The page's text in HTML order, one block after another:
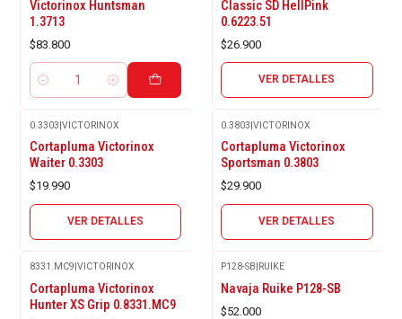
Victorinox Huntsman
1.3713
$83.800
Cantidad
Classic SD HellPink
0.6223.51
$26.900
VER DETALLES
0.3303|VICTORINOX
Cortapluma Victorinox
Waiter 0.3303
$19.990
VER DETALLES
0.3803|VICTORINOX
Cortapluma Victorinox
Sportsman 0.3803
$29.900
VER DETALLES
-23%
OFF
8331.MC9 VICTORINOX
Cortapluma Victorinox
Hunter XS Grip 0.8331.MC9
P128-SB RUIKE
Navaja Ruike P128-SB
$52.000